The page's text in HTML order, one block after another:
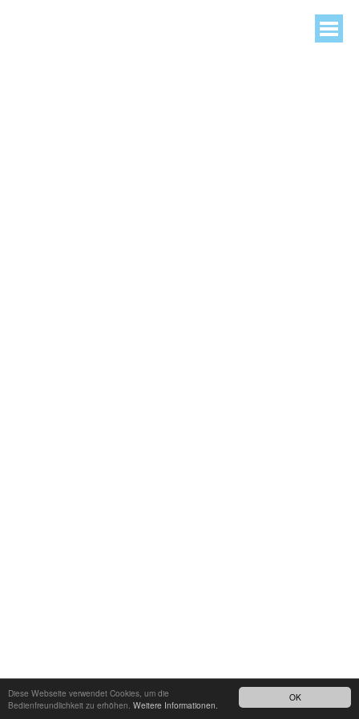
OK
Diese Webseite verwendet Cookies, um die
Bedienfreundlichkeit zu erhöhen. Weitere Informationen.